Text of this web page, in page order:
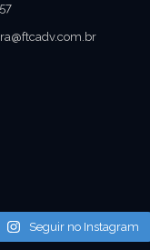
Seguir no Instagram